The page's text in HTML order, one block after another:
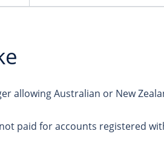
allowing Australian or New
paid for accounts registered